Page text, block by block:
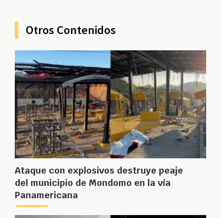
Otros Contenidos
Ataque con explosivos destruye peaje
del municipio de Mondomo en la vía
Panamericana